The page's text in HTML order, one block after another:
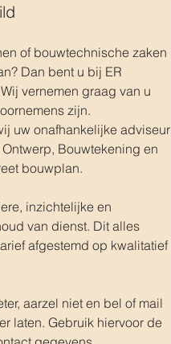
of bouwtechnische zaken
Dan bent u bij ER
vernemen graag van u
zijn.
uw onafhankelijke adviseur
Bouwtekening en
bouwplan.
inzichtelijke en
van dienst. Dit alles
afgestemd op kwalitatief
aarzel niet en bel of mail
laten. Gebruik hiervoor de